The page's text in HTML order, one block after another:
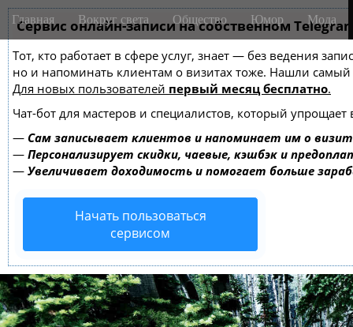
Сервис онлайн-записи на собственном
Тот, кто работает в сфере услуг, знает — без ведения
но и напоминать клиентам о визитах тоже. Нашли
Для новых пользователей первый месяц бесплатно.
Чат-бот для мастеров и специалистов, который упрощает
— Сам записывает клиентов и напоминает им о
— Персонализирует скидки, чаевые, кэшбэк и
— Увеличивает доходимость и помогает больше
Начать пользоваться
сервисом
M
a
n
m
e
n
u
i
Главная Вокруг света Общество Юмор Мода